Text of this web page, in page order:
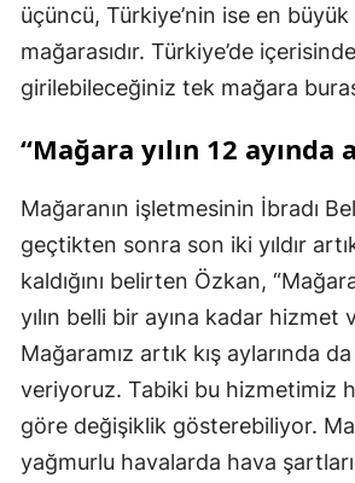
üçüncü, Türkiye’nin ise en büyük
mağarasıdır. Türkiye’de
girilebileceğiniz tek mağara
“Mağara yılın 12 ayında
Mağaranın işletmesinin İbradı
geçtikten sonra son iki yıldır artık
kaldığını belirten Özkan,
yılın belli bir ayına kadar hizmet
Mağaramız artık kış aylarında
veriyoruz. Tabiki bu hizmetimiz
göre değişiklik gösterebiliyor.
yağmurlu havalarda hava